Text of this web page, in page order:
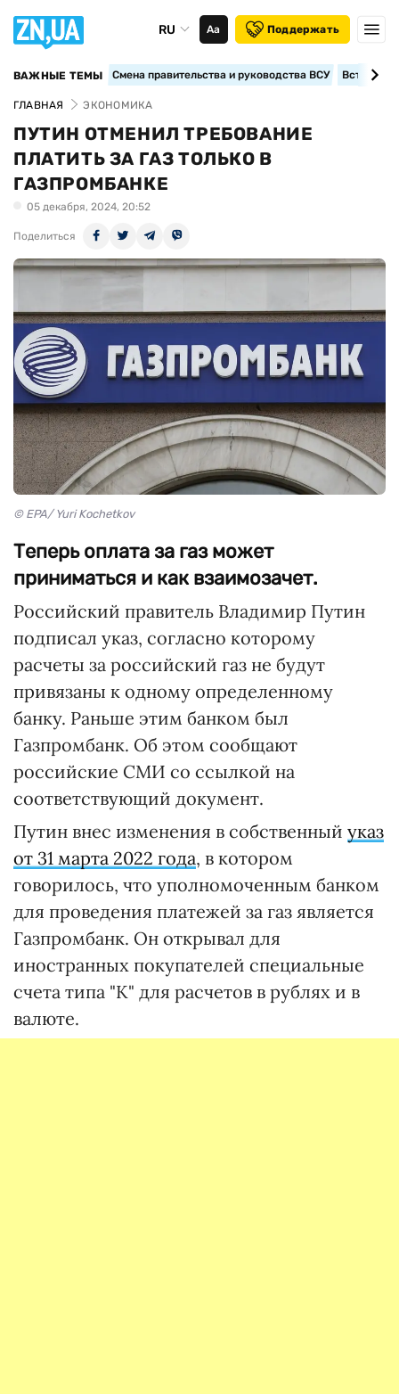
RU Аа Поддержать
ВАЖНЫЕ ТЕМЫ Смена правительства и руководства ВСУ
ГЛАВНАЯ ЭКОНОМИКА
ПУТИН ОТМЕНИЛ ТРЕБОВАНИЕ
ПЛАТИТЬ ЗА ГАЗ ТОЛЬКО В
ГАЗПРОМБАНКЕ
05 декабря, 2024, 20:52
Поделиться
© EPA/ Yuri Kochetkov
Теперь оплата за газ может
приниматься и как взаимозачет.
Российский правитель Владимир Путин
подписал указ, согласно которому
расчеты за российский газ не будут
привязаны к одному определенному
банку. Раньше этим банком был
Газпромбанк. Об этом сообщают
российские СМИ со ссылкой на
соответствующий документ.
Путин внес изменения в собственный указ
от 31 марта 2022 года, в котором
говорилось, что уполномоченным банком
для проведения платежей за газ является
Газпромбанк. Он открывал для
иностранных покупателей специальные
счета типа "К" для расчетов в рублях и в
валюте.